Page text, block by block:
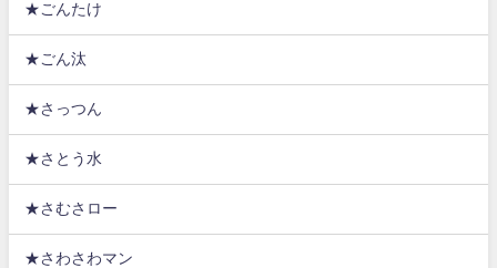
★ごんたけ
★ごん汰
★さっつん
★さとう水
★さむさロー
★さわさわマン